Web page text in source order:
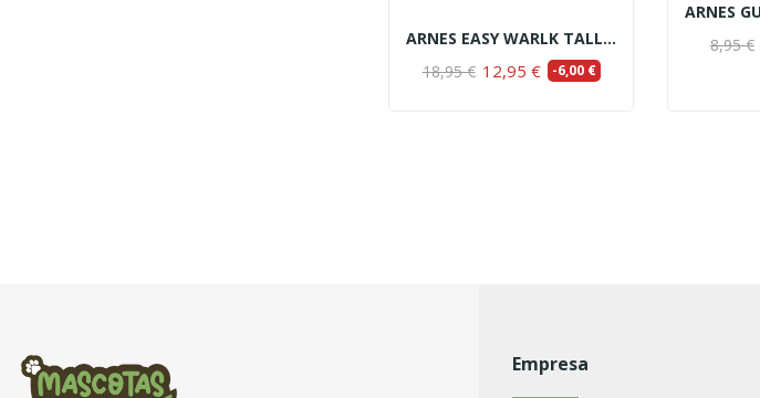
ARNES EASY WARLK TALLA S
18,95 € 12,95 € -6,00 €
8,95 €
Empresa